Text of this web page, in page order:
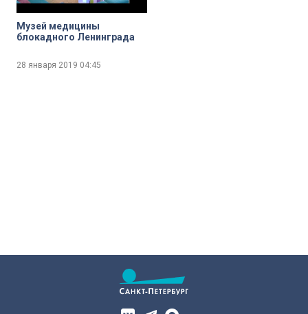
Музей медицины
блокадного Ленинграда
28 января 2019 04:45